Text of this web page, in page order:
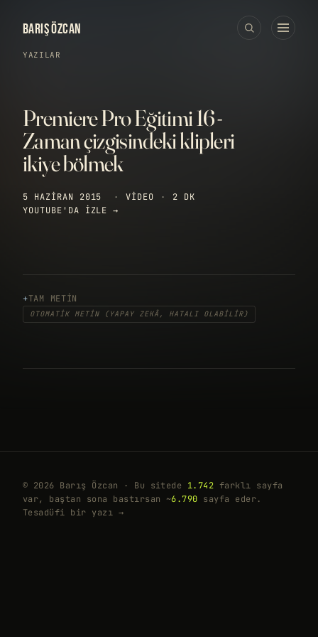
BARIŞ ÖZCAN
YAZILAR
Premiere Pro Eğitimi 16 -
Zaman çizgisindeki klipleri
ikiye bölmek
5 HAZIRAN 2015 · VIDEO ·
2 DK
YOUTUBE'DA IZLE →
TAM METIN
OTOMATIK METIN (YAPAY ZEKÂ, HATALI OLABILIR)
© 2026 Barış Özcan · Bu sitede 1.742 farklı sayfa
var, baştan sona bastırsan ~6.790 sayfa eder.
Tesadüfi bir yazı →